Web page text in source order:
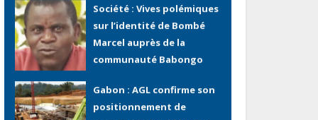
Gabon : AGL confirme son
positionnement de
partenaire de référence
industriels et
d’infrastructures du pays